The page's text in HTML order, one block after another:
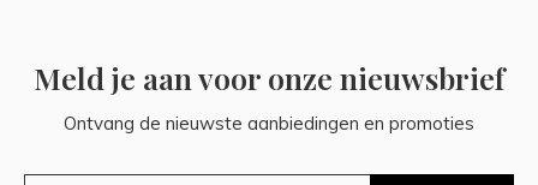
Meld je aan voor onze nieuwsbrief
Ontvang de nieuwste aanbiedingen en promoties